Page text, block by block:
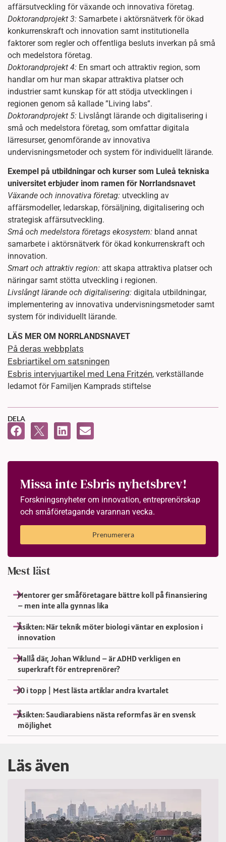
affärsutveckling för växande och innovativa företag.
Doktorandprojekt 3: Samarbete i aktörsnätverk för ökad
konkurrenskraft och innovation samt institutionella
faktorer som regler och offentliga besluts inverkan på små
och medelstora företag.
Doktorandprojekt 4: En smart och attraktiv region, som
handlar om hur man skapar attraktiva platser och
industrier samt kunskap för att stödja utvecklingen i
regionen genom så kallade ”Living labs”.
Doktorandprojekt 5: Livslångt lärande och digitalisering i
små och medelstora företag, som omfattar digitala
lärresurser, genomförande av innovativa
undervisningsmetoder och system för individuellt lärande.
Exempel på utbildningar och kurser som Luleå tekniska
universitet erbjuder inom ramen för Norrlandsnavet
Växande och innovativa företag: utveckling av
affärsmodeller, ledarskap, försäljning, digitalisering och
strategisk affärsutveckling.
Små och medelstora företags ekosystem: bland annat
samarbete i aktörsnätverk för ökad konkurrenskraft och
innovation.
Smart och attraktiv region: att skapa attraktiva platser och
näringar samt stötta utveckling i regionen.
Livslångt lärande och digitalisering: digitala utbildningar,
implementering av innovativa undervisningsmetoder samt
system för individuellt lärande.
LÄS MER OM NORRLANDSNAVET
På deras webbplats
Esbriartikel om satsningen
Esbris intervjuartikel med Lena Fritzén, verkställande
ledamot för Familjen Kamprads stiftelse
DELA
Missa inte Esbris nyhetsbrev!
Forskningsnyheter om innovation, entreprenörskap
och småföretagande varannan vecka.
Prenumerera
Mest läst
Mentorer ger småföretagare bättre koll på finansiering
– men inte alla gynnas lika
Åsikten: När teknik möter biologi väntar en explosion i
innovation
Hallå där, Johan Wiklund – är ADHD verkligen en
superkraft för entreprenörer?
10 i topp | Mest lästa artiklar andra kvartalet
Åsikten: Saudiarabiens nästa reformfas är en svensk
möjlighet
Läs även